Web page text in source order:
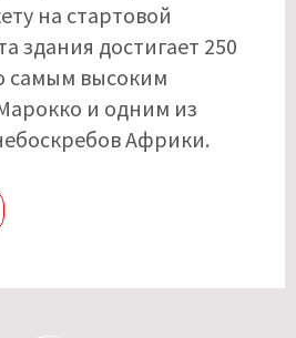
на стартовой
здания достигает 250
самым высоким
и одним из
Африки.